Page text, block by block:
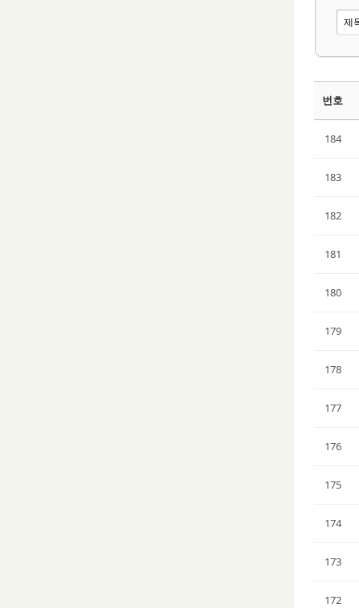
번호
184
183
182
181
180
179
178
177
176
175
174
173
172